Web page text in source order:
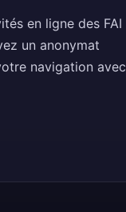
en ligne des FAI
un anonymat
navigation avec